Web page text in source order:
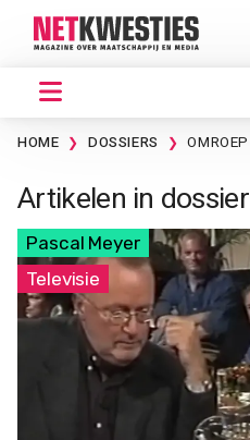
HOME DOSSIERS OMROEP
Artikelen in dossier
Pascal Meyer
Televisie